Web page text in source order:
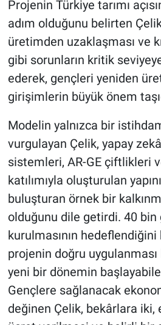
Projenin Türkiye tarımı
adım olduğunu belirten
üretimden uzaklaşması ve
gibi sorunların kritik
ederek, gençleri yeniden
girişimlerin büyük önem
Modelin yalnızca bir
vurgulayan Çelik, yapay
sistemleri, AR-GE çiftlikleri
katılımıyla oluşturulan
buluşturan örnek bir
olduğunu dile getirdi. 40
kurulmasının hedeflendiğini
projenin doğru
yeni bir dönemin
Gençlere sağlanacak
değinen Çelik, bekârlara iki,